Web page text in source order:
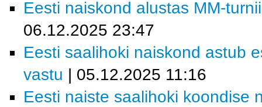
Eesti naiskond alustas MM-
06.12.2025 23:47
Eesti saalihoki naiskond astub
vastu | 05.12.2025 11:16
Eesti naiste saalihoki koondise